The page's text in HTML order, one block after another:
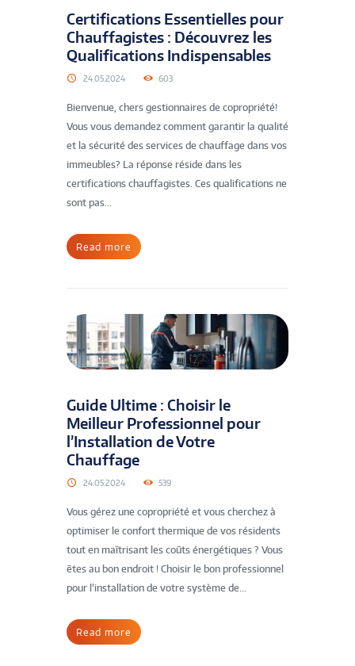
Certifications Essentielles pour
Chauffagistes : Découvrez les
Qualifications Indispensables
24.05.2024 603
Bienvenue, chers gestionnaires de copropriété!
Vous vous demandez comment garantir la qualité
et la sécurité des services de chauffage dans vos
immeubles? La réponse réside dans les
certifications chauffagistes. Ces qualifications ne
sont pas...
Read more
Guide Ultime : Choisir le
Meilleur Professionnel pour
l’Installation de Votre
Chauffage
24.05.2024 539
Vous gérez une copropriété et vous cherchez à
optimiser le confort thermique de vos résidents
tout en maîtrisant les coûts énergétiques ? Vous
êtes au bon endroit ! Choisir le bon professionnel
pour l’installation de votre système de...
Read more